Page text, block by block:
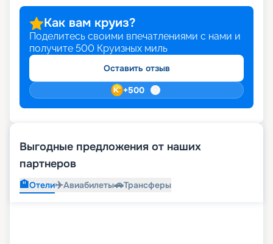
Как вам круиз?
Поделитесь своими впечатлениями с нами и
получите 500 Круизных миль
Оставить отзыв
+500
Выгодные предложения от наших
партнеров
🏨Отели✈️Авиабилеты🚗Трансферы